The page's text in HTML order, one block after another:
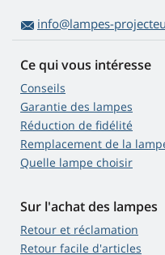
info@lampes-
Ce qui vous intéresse
Conseils
Garantie des lampes
Réduction de fidélité
Remplacement de la
Quelle lampe choisir
Sur l'achat des lampes
Retour et réclamation
Retour facile d'articles